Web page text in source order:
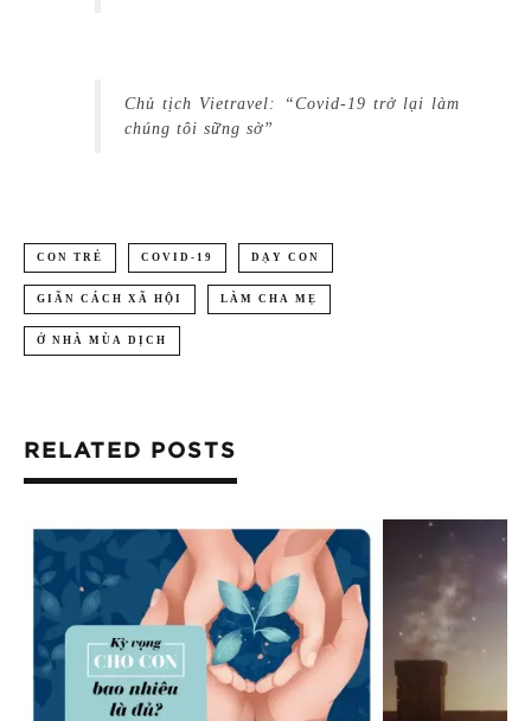
Chủ tịch Vietravel: “Covid-19 trở lại làm
chúng tôi sững sờ”
CON TRẺ COVID-19 DẠY CON
GIÃN CÁCH XÃ HỘI LÀM CHA MẸ
Ở NHÀ MÙA DỊCH
RELATED POSTS